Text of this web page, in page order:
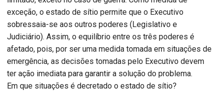
exceção, o estado de sítio permite que o Executivo
sobressaia-se aos outros poderes (Legislativo e
Judiciário). Assim, o equilíbrio entre os três poderes é
afetado, pois, por ser uma medida tomada em situações de
emergência, as decisões tomadas pelo Executivo devem
ter ação imediata para garantir a solução do problema.
Em que situações é decretado o estado de sítio?